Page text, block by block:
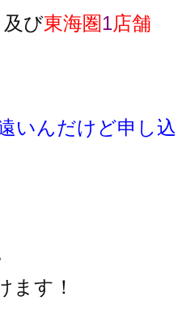
及び東海圏1店舗
いんだけど申し込
ます！